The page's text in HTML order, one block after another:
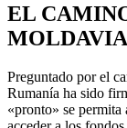
EL
MOLDAVIA
Preguntado por el
Rumanía ha sido
«pronto» se